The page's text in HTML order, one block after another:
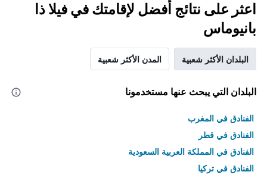
اعثر على نتائج أفضل لإقامتك في فيلا ذا
بانيوماس
البلدان الأكثر شعبية المدن الأكثر شعبية
البلدان التي يبحث عنها مستخدمونا
الفنادق في المغرب
الفنادق في قطر
الفنادق في المملكة العربية السعودية
الفنادق في تركيا